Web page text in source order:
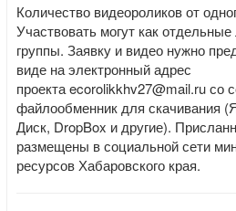
Количество видеороликов от
Участвовать могут как
группы. Заявку и видео нужно
виде на электронный адрес
проекта ecorolikkhv27@mail.ru со
файлообменник для скачивания
Диск, DropBox и другие).
размещены в социальной сети
ресурсов Хабаровского края.